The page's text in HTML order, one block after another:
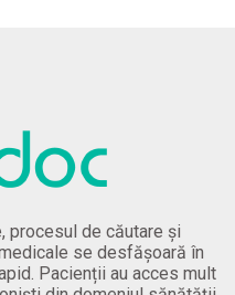
procesul de căutare și
se desfășoară în
Pacienții au acces mult